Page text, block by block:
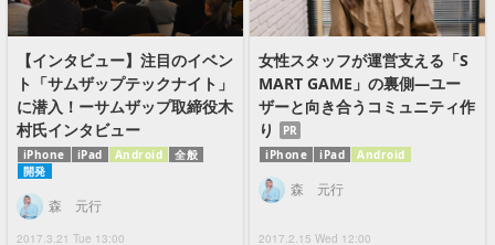
【インタビュー】注目のイベン
ト「サムザップテックナイト」
に潜入！ーサムザップ取締役木
村氏インタビュー
iPhone iPad Android
全般
開発
2017.3.21 Tue 13:00
森 元行
女性スタッフが運営支える「S
MART GAME」の裏側―ユー
ザーと向き合うコミュニティ作
り
PR
iPhone
iPad Android
2017.2.15 Wed 12:00
森 元行